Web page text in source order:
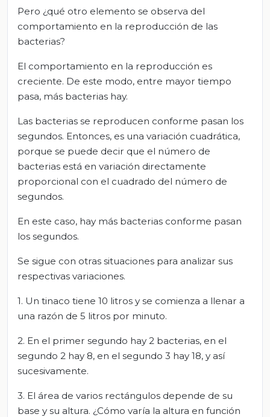
Pero ¿qué otro elemento se observa del
comportamiento en la reproducción de las
bacterias?
El comportamiento en la reproducción es
creciente. De este modo, entre mayor tiempo
pasa, más bacterias hay.
Las bacterias se reproducen conforme pasan los
segundos. Entonces, es una variación cuadrática,
porque se puede decir que el número de
bacterias está en variación directamente
proporcional con el cuadrado del número de
segundos.
En este caso, hay más bacterias conforme pasan
los segundos.
Se sigue con otras situaciones para analizar sus
respectivas variaciones.
1. Un tinaco tiene 10 litros y se comienza a llenar a
una razón de 5 litros por minuto.
2. En el primer segundo hay 2 bacterias, en el
segundo 2 hay 8, en el segundo 3 hay 18, y así
sucesivamente.
3. El área de varios rectángulos depende de su
base y su altura. ¿Cómo varía la altura en función